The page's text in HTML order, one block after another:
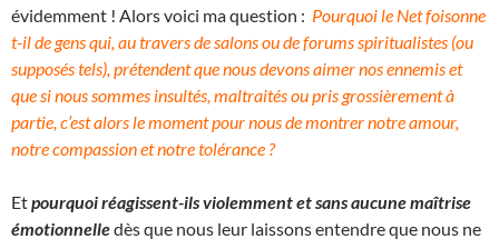
évidemment ! Alors voici ma question : Pourquoi le Net foisonne
t-il de gens qui, au travers de salons ou de forums spiritualistes (ou
supposés tels), prétendent que nous devons aimer nos ennemis et
que si nous sommes insultés, maltraités ou pris grossièrement à
partie, c’est alors le moment pour nous de montrer notre amour,
notre compassion et notre tolérance ?
Etpourquoi réagissent-ils violemment et sans aucune maîtrise
émotionnelledès que nous leur laissons entendre que nous ne